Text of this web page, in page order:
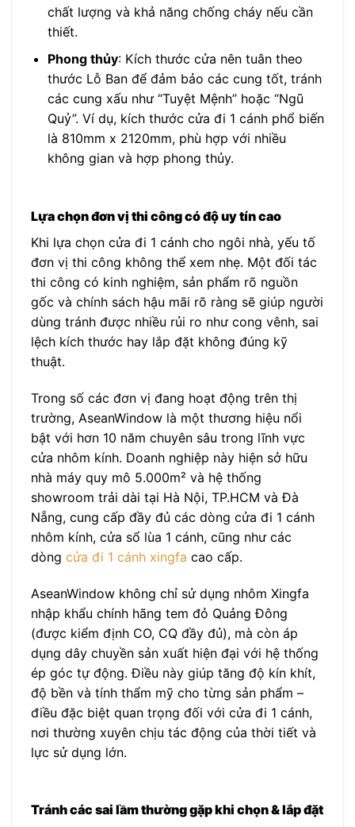
chất lượng và khả năng chống cháy nếu cần
thiết.
Phong thủy: Kích thước cửa nên tuân theo
thước Lỗ Ban để đảm bảo các cung tốt, tránh
các cung xấu như “Tuyệt Mệnh” hoặc “Ngũ
Quỷ”. Ví dụ, kích thước cửa đi 1 cánh phổ biến
là 810mm x 2120mm, phù hợp với nhiều
không gian và hợp phong thủy.
Lựa chọn đơn vị thi công có độ uy tín cao
Khi lựa chọn cửa đi 1 cánh cho ngôi nhà, yếu tố
đơn vị thi công không thể xem nhẹ. Một đối tác
thi công có kinh nghiệm, sản phẩm rõ nguồn
gốc và chính sách hậu mãi rõ ràng sẽ giúp người
dùng tránh được nhiều rủi ro như cong vênh, sai
lệch kích thước hay lắp đặt không đúng kỹ
thuật.
Trong số các đơn vị đang hoạt động trên thị
trường, AseanWindow là một thương hiệu nổi
bật với hơn 10 năm chuyên sâu trong lĩnh vực
cửa nhôm kính. Doanh nghiệp này hiện sở hữu
nhà máy quy mô 5.000m² và hệ thống
showroom trải dài tại Hà Nội, TP.HCM và Đà
Nẵng, cung cấp đầy đủ các dòng cửa đi 1 cánh
nhôm kính, cửa sổ lùa 1 cánh, cũng như các
dòng cửa đi 1 cánh xingfa cao cấp.
AseanWindow không chỉ sử dụng nhôm Xingfa
nhập khẩu chính hãng tem đỏ Quảng Đông
(được kiểm định CO, CQ đầy đủ), mà còn áp
dụng dây chuyền sản xuất hiện đại với hệ thống
ép góc tự động. Điều này giúp tăng độ kín khít,
độ bền và tính thẩm mỹ cho từng sản phẩm –
điều đặc biệt quan trọng đối với cửa đi 1 cánh,
nơi thường xuyên chịu tác động của thời tiết và
lực sử dụng lớn.
Tránh các sai lầm thường gặp khi chọn & lắp đặt